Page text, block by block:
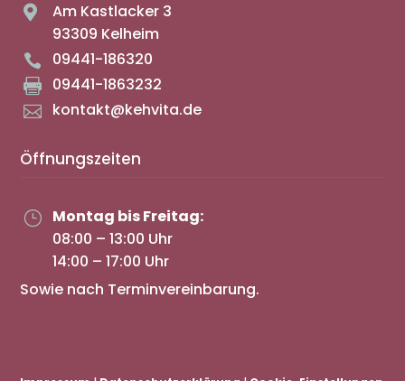

Am Kastlacker 3
93309 Kelheim
 09441-186320
 09441-1863232
 kontakt@kehvita.de
Öffnungszeiten
}
Montag bis Freitag:
08:00 – 13:00 Uhr
14:00 – 17:00 Uhr
Sowie nach Terminvereinbarung.